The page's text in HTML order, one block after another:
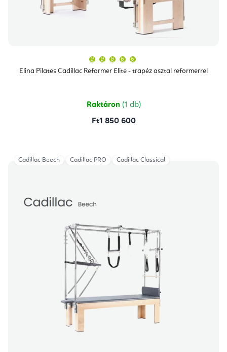
Elina Pilates Cadillac Reformer Elite - trapéz asztal reformerrel
átlagos
értékelése
csillag.
Raktáron (1 db)
Ft1 850 600
Cadillac Beech Cadillac PRO Cadillac Classical